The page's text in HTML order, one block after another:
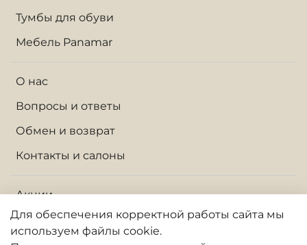
Тумбы для обуви
Мебель Panamar
О нас
Вопросы и ответы
Обмен и возврат
Контакты и салоны
Акции
Доставка по Москве и МО
Для обеспечения корректной работы сайта мы
используем файлы cookie.